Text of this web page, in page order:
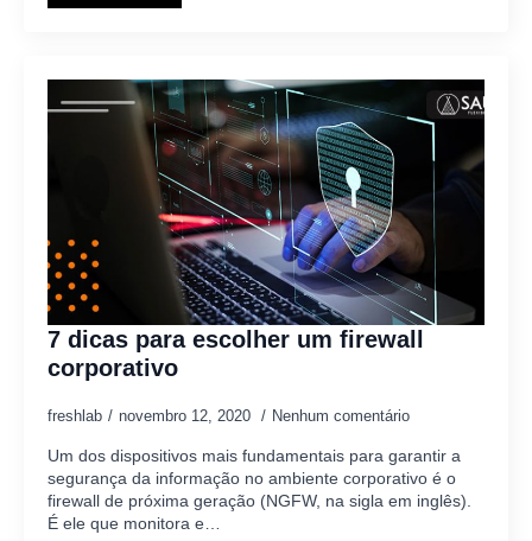
7 dicas para escolher um firewall
corporativo
freshlab novembro 12, 2020 Nenhum comentário
Um dos dispositivos mais fundamentais para garantir a
segurança da informação no ambiente corporativo é o
firewall de próxima geração (NGFW, na sigla em inglês).
É ele que monitora e…